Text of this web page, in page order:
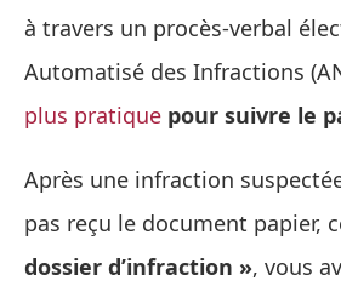
à travers un procès-verbal
Automatisé des Infractions
plus pratique pour suivre le
Après une infraction
pas reçu le document papier,
dossier d’infraction », vous